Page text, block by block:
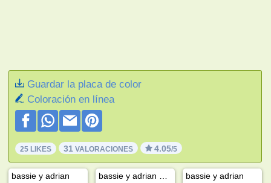
Guardar la placa de color
Coloración en línea
25 LIKES 31 VALORACIONES 4.05/5
bassie y adrian bassie y adrian